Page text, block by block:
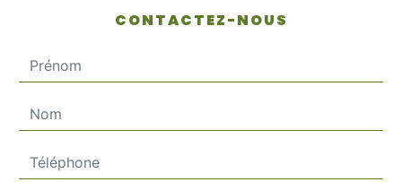
CONTACTEZ-NOUS